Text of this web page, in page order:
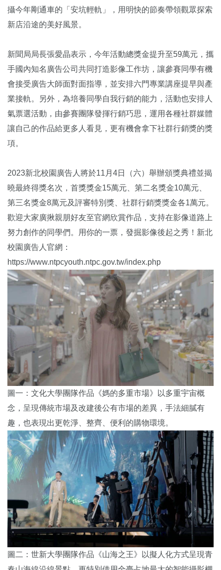
攝今年剛通車的「安坑輕軌」，用明快的節奏帶領觀眾探索
新店沿途的美好風景。
新聞局局長張愛晶表示，今年活動總獎金提升至59萬元，攜
手國內知名廣告公司共同打造影像工作坊，讓參賽同學有機
會接受廣告大師面對面指導，並安排六門專業講座提早與產
業接軌。另外，為培養同學自我行銷的能力，活動也安排人
氣票選活動，由參賽團隊發揮行銷巧思，運用各種社群媒體
讓自己的作品給更多人看見，更有機會拿下社群行銷獎的獎
項。
2023新北校園廣告人將於11月4日（六）舉辦頒獎典禮並揭
曉最終得獎名次，首獎獎金15萬元、第二名獎金10萬元、
第三名獎金8萬元及評審特別獎、社群行銷獎獎金各1萬元。
歡迎大家廣揪親朋好友至官網欣賞作品，支持在影像道路上
努力創作的同學們。用你的一票，發掘影像後起之秀！新北
校園廣告人官網：
https://www.ntpcyouth.ntpc.gov.tw/index.php
圖一：文化大學團隊作品《媽的多重市場》以多重宇宙概
念，呈現傳統市場及改建後公有市場的差異，手法細膩有
趣，也表現出更乾淨、整齊、便利的購物環境。
圖二：世新大學團隊作品《山海之王》以擬人化方式呈現青